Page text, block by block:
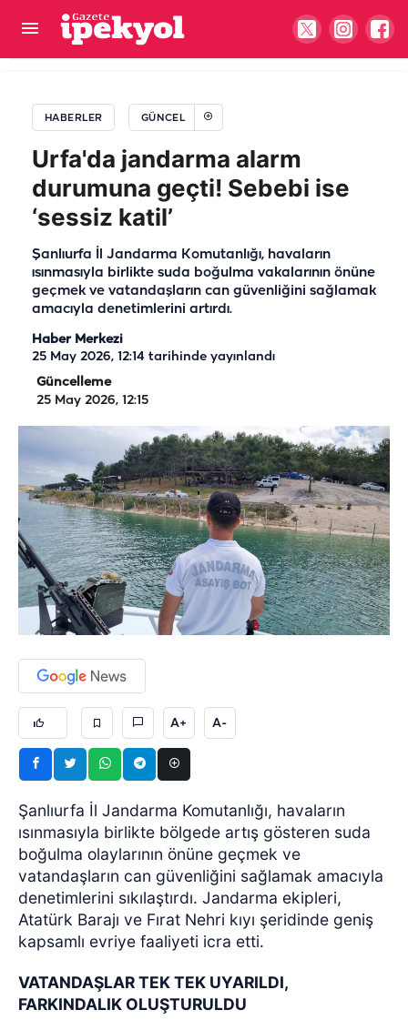
HABERLER GÜNCEL
Urfa'da jandarma alarm
durumuna geçti! Sebebi ise
‘sessiz katil’
Şanlıurfa İl Jandarma Komutanlığı, havaların
ısınmasıyla birlikte suda boğulma vakalarının önüne
geçmek ve vatandaşların can güvenliğini sağlamak
amacıyla denetimlerini artırdı.
Haber Merkezi
25 May 2026, 12:14 tarihinde yayınlandı
Güncelleme
25 May 2026, 12:15
A+ A-
Şanlıurfa İl Jandarma Komutanlığı, havaların
ısınmasıyla birlikte bölgede artış gösteren suda
boğulma olaylarının önüne geçmek ve
vatandaşların can güvenliğini sağlamak amacıyla
denetimlerini sıkılaştırdı. Jandarma ekipleri,
Atatürk Barajı ve Fırat Nehri kıyı şeridinde geniş
kapsamlı evriye faaliyeti icra etti.
VATANDAŞLAR TEK TEK UYARILDI,
FARKINDALIK OLUŞTURULDU
DSİ arazisinin özelleştirilmesi iddiasına
özelleştirilemez”